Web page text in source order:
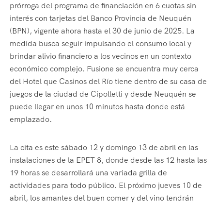
prórroga del programa de financiación en 6 cuotas sin
interés con tarjetas del Banco Provincia de Neuquén
(BPN), vigente ahora hasta el 30 de junio de 2025. La
medida busca seguir impulsando el consumo local y
brindar alivio financiero a los vecinos en un contexto
económico complejo. Fusione se encuentra muy cerca
del Hotel que Casinos del Río tiene dentro de su casa de
juegos de la ciudad de Cipolletti y desde Neuquén se
puede llegar en unos 10 minutos hasta donde está
emplazado.
La cita es este sábado 12 y domingo 13 de abril en las
instalaciones de la EPET 8, donde desde las 12 hasta las
19 horas se desarrollará una variada grilla de
actividades para todo público. El próximo jueves 10 de
abril, los amantes del buen comer y del vino tendrán